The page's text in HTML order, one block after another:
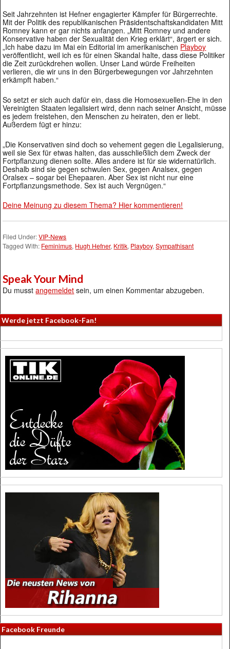
Seit Jahrzehnten ist Hefner engagierter Kämpfer für Bürgerrechte.
Mit der Politik des republikanischen Präsidentschaftskandidaten Mitt
Romney kann er gar nichts anfangen. „Mitt Romney und andere
Konservative haben der Sexualität den Krieg erklärt“, ärgert er sich.
„Ich habe dazu im Mai ein Editorial im amerikanischen Playboy
veröffentlicht, weil ich es für einen Skandal halte, dass diese Politiker
die Zeit zurückdrehen wollen. Unser Land würde Freiheiten
verlieren, die wir uns in den Bürgerbewegungen vor Jahrzehnten
erkämpft haben.“
So setzt er sich auch dafür ein, dass die Homosexuellen-Ehe in den
Vereinigten Staaten legalisiert wird, denn nach seiner Ansicht, müsse
es jedem freistehen, den Menschen zu heiraten, den er liebt.
Außerdem fügt er hinzu:
„Die Konservativen sind doch so vehement gegen die Legalisierung,
weil sie Sex für etwas halten, das ausschließlich dem Zweck der
Fortpflanzung dienen sollte. Alles andere ist für sie widernatürlich.
Deshalb sind sie gegen schwulen Sex, gegen Analsex, gegen
Oralsex – sogar bei Ehepaaren. Aber Sex ist nicht nur eine
Fortpflanzungsmethode. Sex ist auch Vergnügen.“
Deine Meinung zu diesem Thema? Hier kommentieren!
Filed Under:VIP-News
Tagged With: Feminimus, Hugh Hefner, Kritik, Playboy,Sympathisant
Speak Your Mind
Du musstangemeldet sein, um einen Kommentar abzugeben.
Werde jetzt Facebook-Fan!
Facebook Freunde